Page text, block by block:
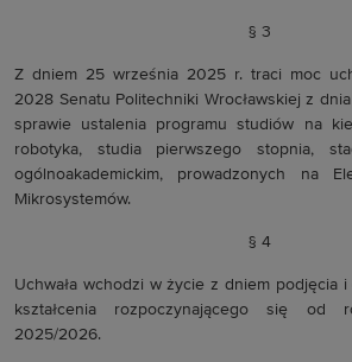
§ 3
Z dniem 25 września 2025 r. traci moc
2028 Senatu Politechniki Wrocławskiej z
sprawie ustalenia programu studiów na
robotyka, studia pierwszego stopnia,
ogólnoakademickim, prowadzonych na
Mikrosystemów.
§ 4
Uchwała wchodzi w życie z dniem podjęcia
kształcenia rozpoczynającego się od
2025/2026.